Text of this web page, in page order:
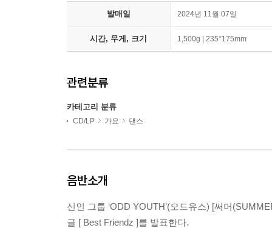
발매일 2024년 11월 07일
시간, 무게, 크기 1,500g | 235*175mm
관련분류
카테고리 분류
CD/LP 가요 댄스
음반소개
신인 그룹 ‘ODD YOUTH’(오드유스) [써머
글 [ Best Friendz ]를 발표한다.